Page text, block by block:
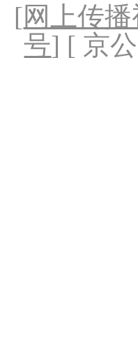
[网上传
号] [ 京